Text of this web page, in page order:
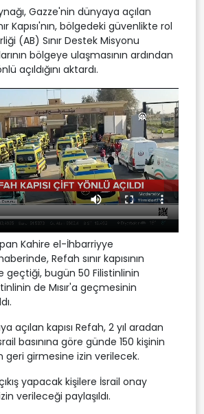
Gazze'nin dünyaya açılan
Kapısı'nın, bölgedeki güvenlikte rol
(AB) Sınır Destek Misyonu
bölgeye ulaşmasının ardından
açıldığını aktardı.
Kahire el-İhbarriyye
Refah sınır kapısının
bugün 50 Filistinlinin
de Mısır'a geçmesinin
açılan kapısı Refah, 2 yıl aradan
basınına göre günde 150 kişinin
geri girmesine izin verilecek.
yapacak kişilere İsrail onay
verileceği paylaşıldı.